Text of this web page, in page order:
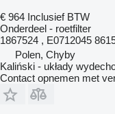
€ 964 Inclusief BTW
Onderdeel - roetfilter
1867524 , E0712045
Polen, Chyby
Kaliński - układy
Contact opnemen met